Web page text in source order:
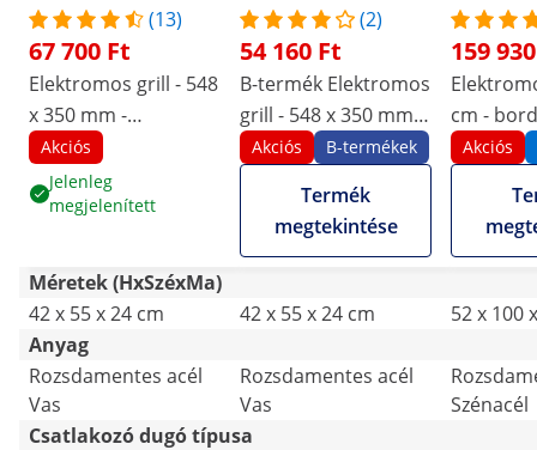
(13)
67 700 Ft
Elektromos grill - 548
x 350 mm -
bordázott + sima -
3000 W
Akciós
Jelenleg
megjelenített
(2)
54 160 Ft
B-termék Elektromos
grill - 548 x 350 mm -
bordázott + sima -
3000 W
Akciós B-termékek
Termék
megtekintése
159
cm -
felületű
Akciós
Méretek (HxSzéxMa)
42 x 55 x 24 cm
42 x 55 x 24 cm
52 x 100
Anyag
Rozsdamentes acél
Vas
Rozsdamentes acél
Vas
Szénacél
Csatlakozó dugó típusa